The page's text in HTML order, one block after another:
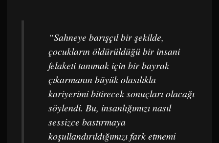
“Sahneye barışçıl bir şekilde,
çocukların öldürüldüğü bir insani
felaketi tanımak için bir bayrak
çıkarmanın büyük olasılıkla
kariyerimi bitirecek sonuçları olacağı
söylendi. Bu, insanlığımızı nasıl
sessizce bastırmaya
koşullandırıldığımızı fark etmemi